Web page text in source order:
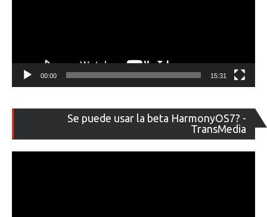
00:00 15:31
Se puede usar la beta HarmonyOS7? -
TransMedia
de